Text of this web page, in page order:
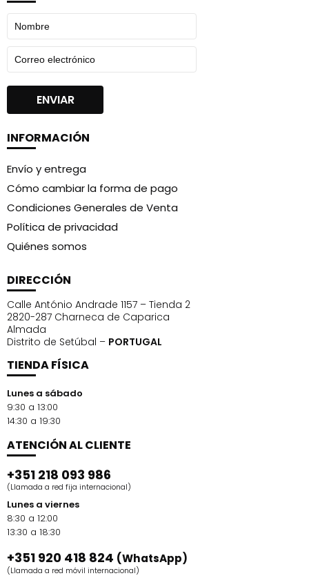
INFORMACIÓN
Envío y entrega
Cómo cambiar la forma de pago
Condiciones Generales de Venta
Política de privacidad
Quiénes somos
DIRECCIÓN
Calle António Andrade 1157 – Tienda 2
2820-287 Charneca de Caparica
Almada
Distrito de Setúbal – PORTUGAL
TIENDA FÍSICA
Lunes a sábado
9:30 a 13:00
14:30 a 19:30
ATENCIÓN AL CLIENTE
+351 218 093 986
(Llamada a red fija internacional)
Lunes a viernes
8:30 a 12:00
13:30 a 18:30
+351 920 418 824 (WhatsApp)
(Llamada a red móvil internacional)